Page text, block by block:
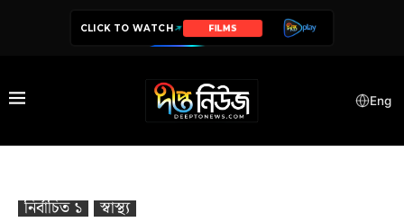
CLICK TO WATCH SERIES
Eng
নির্বাচিত ১
স্বাস্থ‍্য